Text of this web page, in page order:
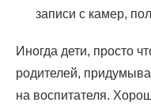
записи с камер,
Иногда дети, просто
родителей,
на воспитателя.